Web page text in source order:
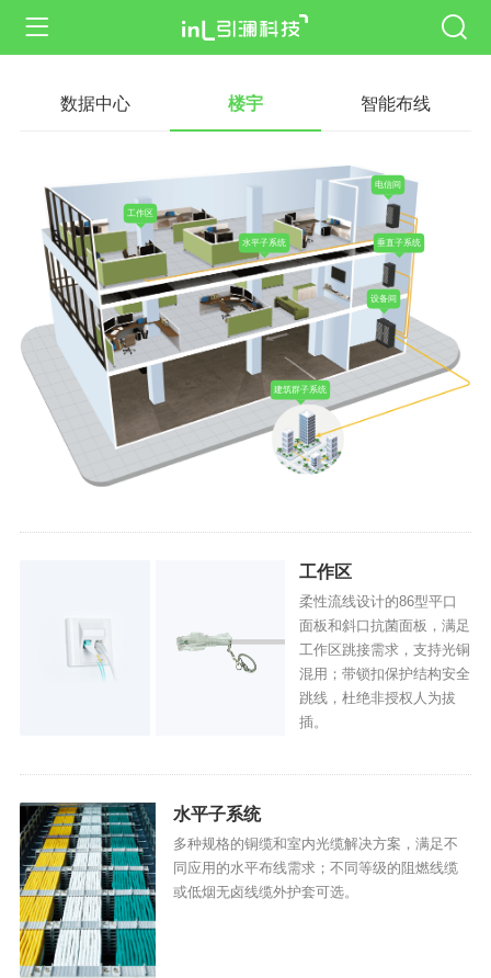
数据中心 楼宇 智能布线
工作区
水平子系统
电信间
垂直子系统
设备间
建筑群子系统
工作区
柔性流线设计的86型平口
面板和斜口抗菌面板，满足
工作区跳接需求，支持光铜
混用；带锁扣保护结构安全
跳线，杜绝非授权人为拔
插。
水平子系统
多种规格的铜缆和室内光缆解决方案，满足不
同应用的水平布线需求；不同等级的阻燃线缆
或低烟无卤线缆外护套可选。